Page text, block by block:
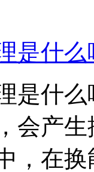
是什么
是
会产
，在